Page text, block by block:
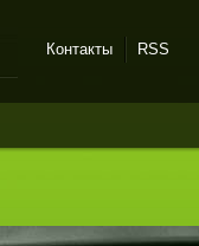
Контакты RSS